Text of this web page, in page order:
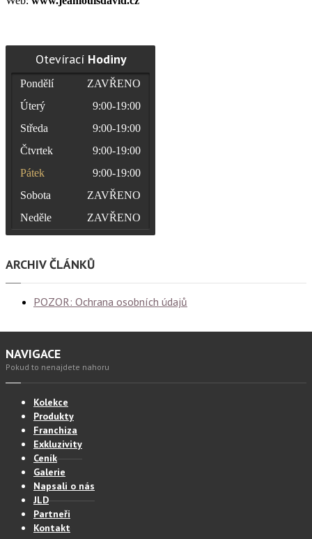
OtevíracíHodiny
Pondělí
ZAVŘENO
Úterý
9:00-19:00
Středa
9:00-19:00
Čtvrtek
9:00-19:00
Pátek
9:00-19:00
Sobota
ZAVŘENO
Neděle
ZAVŘENO
ARCHIV ČLÁNKŮ
POZOR: Ochrana osobních údajů
NAVIGACE
Pokud to nenajdete nahoru
Kolekce
Produkty
Franchiza
Exkluzivity
Ceník
Galerie
Napsali o nás
JLD
Partneři
Kontakt